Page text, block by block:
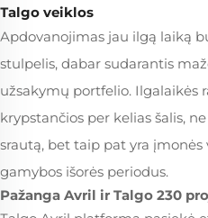
Talgo veiklos
Apdovanojimas jau ilgą laiką
stulpelis, dabar sudarantis
užsakymų portfelio. Ilgalaikės
krypstančios per kelias šalis,
srautą, bet taip pat yra
gamybos išorės periodus.
Pažanga Avril ir Talgo 230